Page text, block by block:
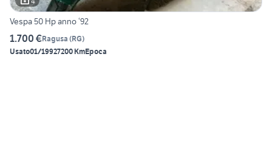
Vespa 50 Hp anno ‘92
1.700 €Ragusa (RG)
Usato01/19927200 KmEpoca